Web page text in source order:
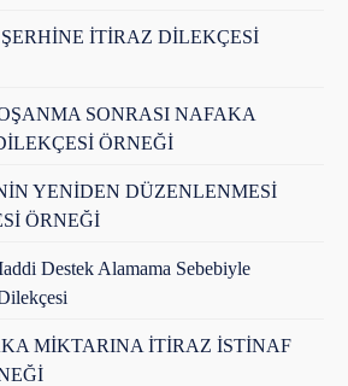
İTİRAZ DİLEKÇESİ
SONRASI NAFAKA
ÖRNEĞİ
YENİDEN DÜZENLENMESİ
ÖRNEĞİ
Destek Alamama Sebebiyle
MİKTARINA İTİRAZ İSTİNAF